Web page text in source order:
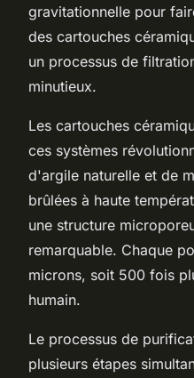
gravitationnelle pour
des cartouches
un processus de
minutieux.
Les cartouches
ces systèmes
d'argile naturelle et de
brûlées à haute
une structure
remarquable. Chaque
microns, soit 500 fois
humain.
Le processus de
plusieurs étapes